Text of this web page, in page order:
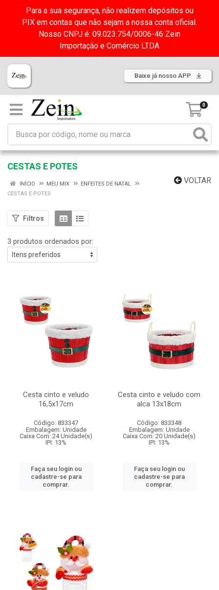
Para a sua segurança, não realizem depósitos ou
PIX em contas que não sejam a nossa conta oficial.
Nosso CNPJ é: 09.023.754/0006-46 Zein
Importação e Comércio LTDA
Baixe já nosso APP
0
CESTAS E POTES
VOLTAR
INÍCIO MEU MIX
ENFEITES DE NATAL
CESTAS E POTES
Filtros
3 produtos ordenados por:
Cesta cinto e veludo
16,5x17cm
Código: 833347
Embalagem: Unidade
Caixa Com: 24 Unidade(s)
IPI: 13%
Faça seu login ou
cadastre-se para
comprar.
Cesta cinto e veludo com
alca 13x18cm
Código: 833348
Embalagem: Unidade
Caixa Com: 20 Unidade(s)
IPI: 13%
Faça seu login ou
cadastre-se para
comprar.